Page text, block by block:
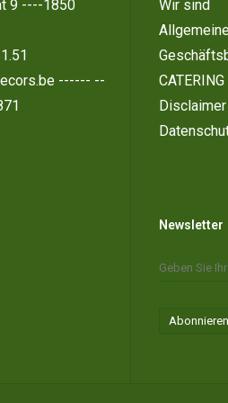
9 ----1850
------ --
Wir sind
CATERING
Disclaimer
Newsletter
Abonnieren